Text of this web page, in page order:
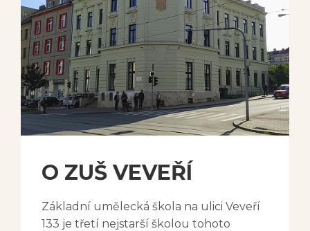
O ZUŠ VEVEŘÍ
Základní umělecká škola na ulici Veveří
133 je třetí nejstarší školou tohoto